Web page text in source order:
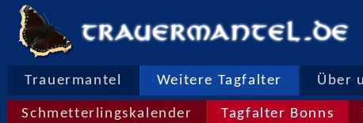
Trauermantel Weitere Tagfalter Über
Schmetterlingskalender Tagfalter Bonns